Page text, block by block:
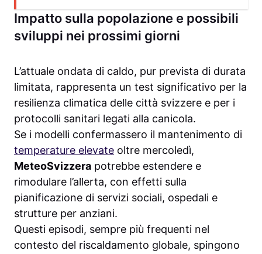
Impatto sulla popolazione e possibili
sviluppi nei prossimi giorni
L’attuale ondata di caldo, pur prevista di durata
limitata, rappresenta un test significativo per la
resilienza climatica delle città svizzere e per i
protocolli sanitari legati alla canicola.
Se i modelli confermassero il mantenimento di
temperature elevate oltre mercoledì,
MeteoSvizzera potrebbe estendere e
rimodulare l’allerta, con effetti sulla
pianificazione di servizi sociali, ospedali e
strutture per anziani.
Questi episodi, sempre più frequenti nel
contesto del riscaldamento globale, spingono